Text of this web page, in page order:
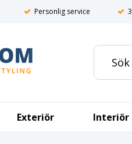
Personlig service
Exteriör Interiör